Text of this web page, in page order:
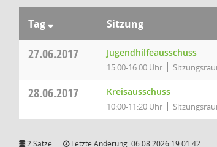
Tag Sitzung
27.06.2017 Jugendhilfeausschuss
15:00-16:00 Uhr
28.06.2017 Kreisausschuss
10:00-11:20 Uhr
2 Sätze Letzte Änderung: 06.08.2026 19:01:42